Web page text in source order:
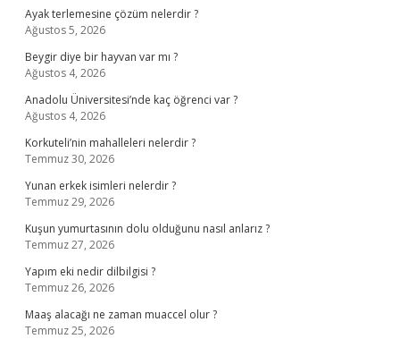
Ayak terlemesine çözüm nelerdir ?
Ağustos 5, 2026
Beygir diye bir hayvan var mı ?
Ağustos 4, 2026
Anadolu Üniversitesi’nde kaç öğrenci var ?
Ağustos 4, 2026
Korkuteli’nin mahalleleri nelerdir ?
Temmuz 30, 2026
Yunan erkek isimleri nelerdir ?
Temmuz 29, 2026
Kuşun yumurtasının dolu olduğunu nasıl anlarız ?
Temmuz 27, 2026
Yapım eki nedir dilbilgisi ?
Temmuz 26, 2026
Maaş alacağı ne zaman muaccel olur ?
Temmuz 25, 2026